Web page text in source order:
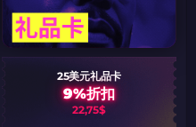
25美元礼品卡
9%折扣
22,75$